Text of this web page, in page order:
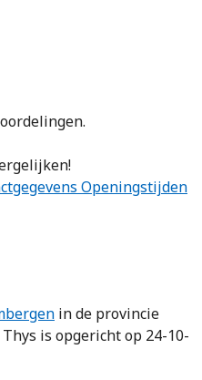
Openingstijden
in de provincie
is opgericht op 24-10-